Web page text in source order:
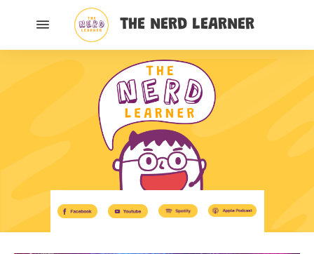
THE NERD LEARNER